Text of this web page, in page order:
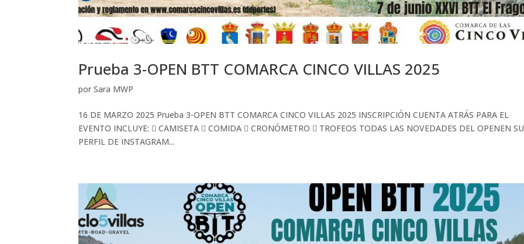
Prueba 3-OPEN BTT COMARCA CINCO VILLAS 2025
porSara MWP
16 DE MARZO 2025 Prueba 3-OPEN BTT COMARCA CINCO VILLAS 2025 INSCRIPCIÓN CUENTA ATRÁS PARA EL
EVENTO INCLUYE:  CAMISETA  COMIDA  CRONÓMETRO  TROFEOS TODAS LAS NOVEDADES DEL OPENEN SU
PERFIL DE INSTAGRAM...